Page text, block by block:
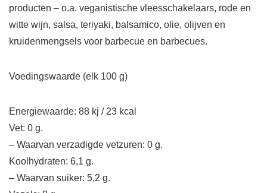
producten – o.a. veganistische vleesschakelaars, rode en
witte wijn, salsa, teriyaki, balsamico, olie, olijven en
kruidenmengsels voor barbecue en barbecues.
Voedingswaarde (elk 100 g)
Energiewaarde: 88 kj / 23 kcal
Vet: 0 g.
– Waarvan verzadigde vetzuren: 0 g.
Koolhydraten: 6,1 g.
– Waarvan suiker: 5,2 g.